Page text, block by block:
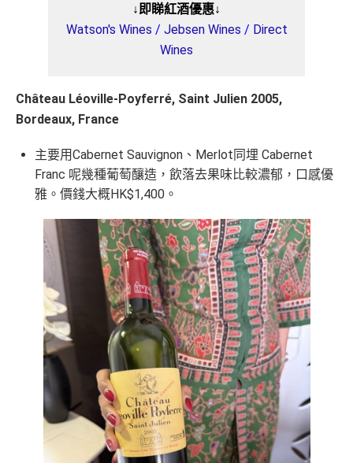
↓即睇紅酒優惠↓
Watson's Wines / Jebsen Wines / Direct
Wines
Château Léoville-Poyferré, Saint Julien 2005,
Bordeaux, France
主要用Cabernet Sauvignon、Merlot同埋 Cabernet
Franc 呢幾種葡萄釀造，飲落去果味比較濃郁，口感優
雅。價錢大概HK$1,400。